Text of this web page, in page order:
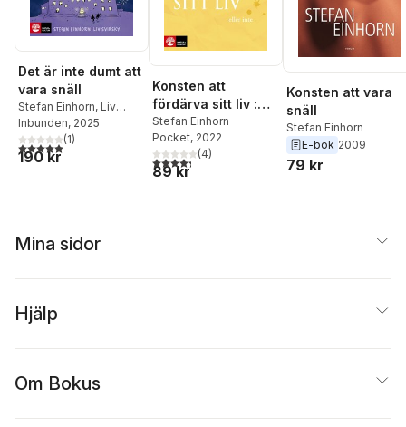
Det är inte dumt att
vara snäll
Stefan Einhorn, Liv
Svirsky
Inbunden, 2025
5,0utav 5 stjärnor. Totalt antal röster:
(1)
190 kr
Konsten att
fördärva sitt liv :
eller inte
Stefan Einhorn
Pocket, 2022
4,3utav 5 stjärnor. Totalt antal röster:
(4)
89 kr
Konsten att vara
snäll
Stefan Einhorn
E-bok 2009
79 kr
Mina sidor
Hjälp
Om Bokus